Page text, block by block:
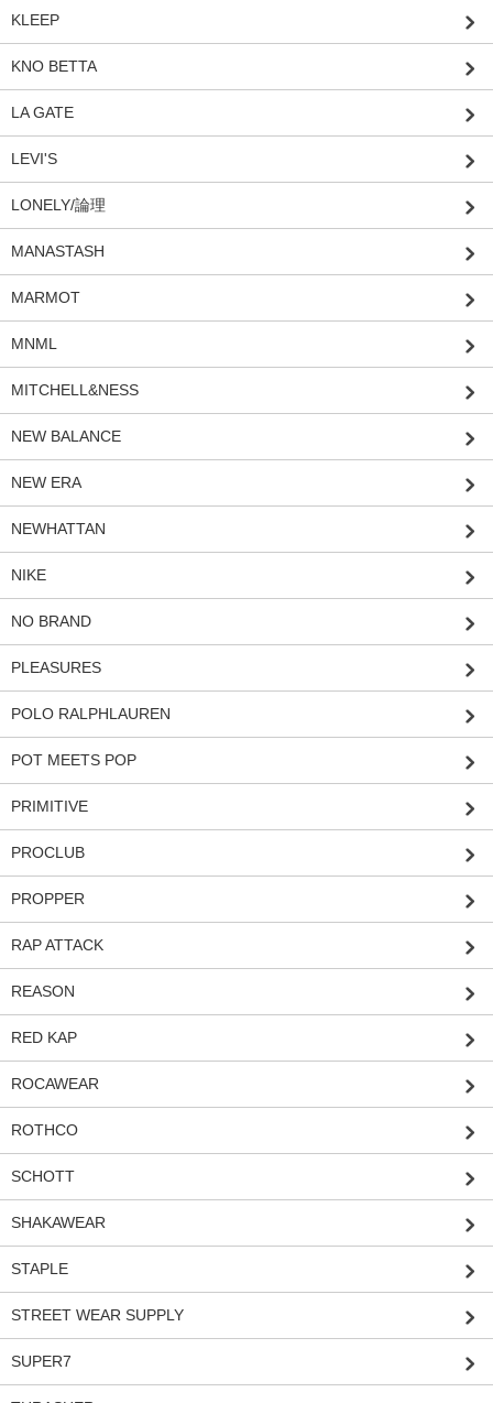
KLEEP
KNO BETTA
LA GATE
LEVI'S
LONELY/論理
MANASTASH
MARMOT
MNML
MITCHELL&NESS
NEW BALANCE
NEW ERA
NEWHATTAN
NIKE
NO BRAND
PLEASURES
POLO RALPHLAUREN
POT MEETS POP
PRIMITIVE
PROCLUB
PROPPER
RAP ATTACK
REASON
RED KAP
ROCAWEAR
ROTHCO
SCHOTT
SHAKAWEAR
STAPLE
STREET WEAR SUPPLY
SUPER7